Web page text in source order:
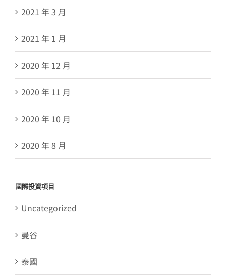
2021 年 3 月
2021 年 1 月
2020 年 12 月
2020 年 11 月
2020 年 10 月
2020 年 8 月
國際投資項目
Uncategorized
曼谷
泰國